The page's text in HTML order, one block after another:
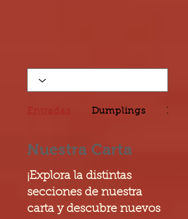
Nuestra Carta
¡Explora la distintas
secciones de nuestra
carta y descubre nuevos
Dumplings